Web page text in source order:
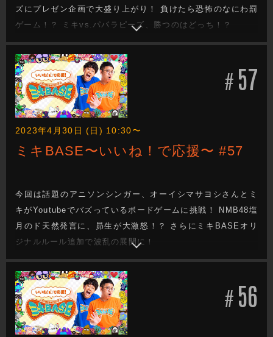
ズにプレゼン企画で大盛り上がり！ 負けたら恐怖のなにわ罰
ゲーム！？ ミキvs.パパラピーズ、勝つのはどっち！？
# 57
2023年4月30日 (日) 10:30〜
ミキBASE〜いいね！で応援〜 #57
今回は話題のアニソンシンガー、オーイシマサヨシさんとミ
キがYoutubeでバズっているボードゲームに挑戦！ NMB48塩
月のド天然発言に、昴生が大激怒！？ さらにミキBASEオリ
ジナルルール追加で波乱の展開に！
# 56